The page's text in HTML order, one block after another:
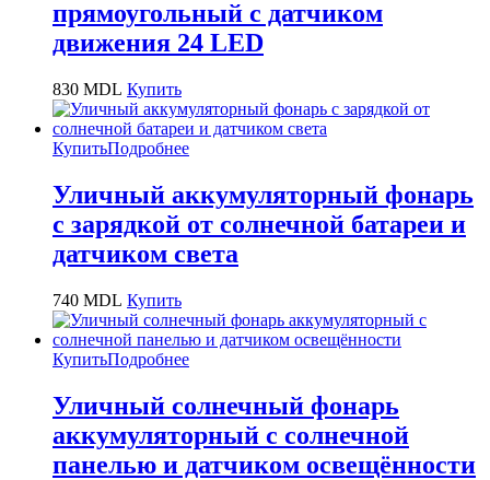
прямоугольный с датчиком
движения 24 LED
830 MDL Купить
КупитьПодробнее
Уличный аккумуляторный фонарь
с зарядкой от солнечной батареи и
датчиком света
740 MDL Купить
КупитьПодробнее
Уличный солнечный фонарь
аккумуляторный с солнечной
панелью и датчиком освещённости